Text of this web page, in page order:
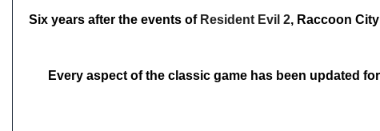
Six years after the events of Resident Evil 2, Raccoon
Every aspect of the classic game has been updated